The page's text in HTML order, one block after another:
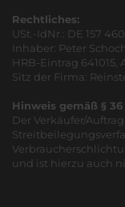
Rechtliches:
USt.-IdNr.: DE 157
Inhaber: Peter Schoch
HRB-Eintrag
Sitz der Firma:
Hinweis gemäß §
Der Verkäufer/
und ist hierzu auch